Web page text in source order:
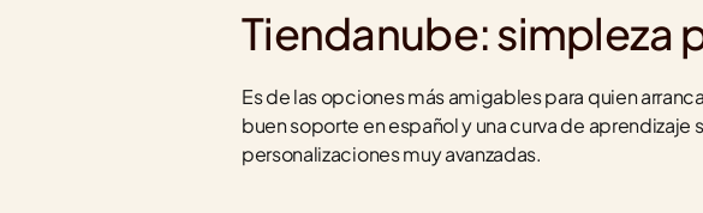
Tiendanube: simpleza
Es de las opciones más amigables para quien
buen soporte en español y una curva de
personalizaciones muy avanzadas.